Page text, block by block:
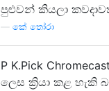
පුළුවන් කියලා
කේ තෝරා
P K.Pick
ලෙස ක්‍රියා කළ හැකි